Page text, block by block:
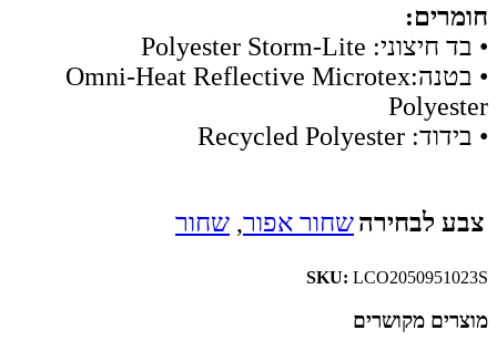
חומרים:
• בד חיצוני: Polyester Storm-Lite
• בטנה:Omni-Heat Reflective Microtex
Polyester
• בידוד: Recycled Polyester
צבע לבחירהשחור אפור, שחור
SKU: LCO2050951023S
מוצרים מקושרים